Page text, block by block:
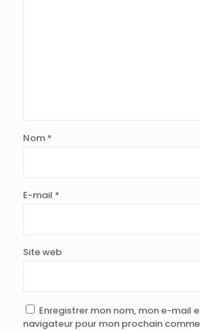
Nom *
E-mail *
Site web
Enregistrer mon nom, mon e-mail
navigateur pour mon prochain